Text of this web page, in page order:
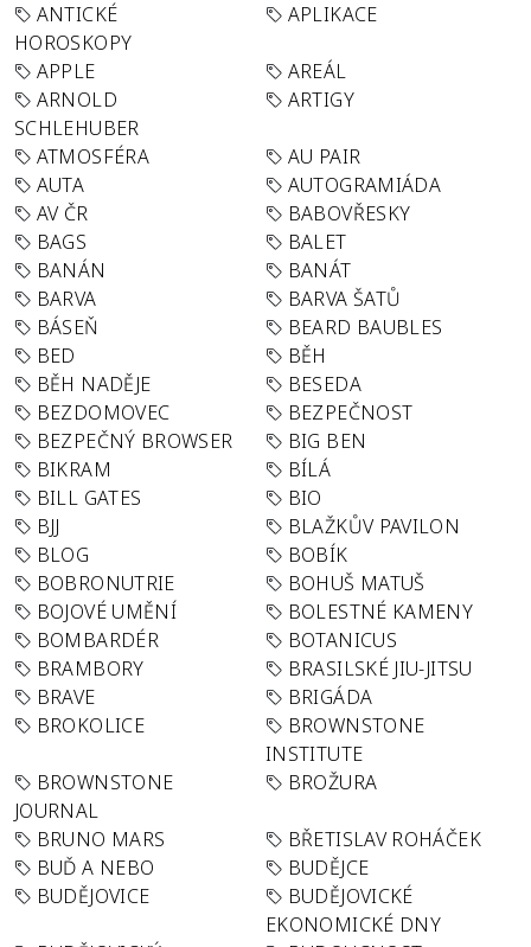
ANTICKÉ
HOROSKOPY
APLIKACE
APPLE
AREÁL
ARNOLD
SCHLEHUBER
ARTIGY
ATMOSFÉRA
AU PAIR
AUTA
AUTOGRAMIÁDA
AV ČR
BABOVŘESKY
BAGS
BALET
BANÁN
BANÁT
BARVA
BARVA ŠATŮ
BÁSEŇ
BEARD BAUBLES
BED
BĚH
BĚH NADĚJE
BESEDA
BEZDOMOVEC
BEZPEČNOST
BEZPEČNÝ BROWSER
BIG BEN
BIKRAM
BÍLÁ
BILL GATES
BIO
BJJ
BLAŽKŮV PAVILON
BLOG
BOBÍK
BOBRONUTRIE
BOHUŠ MATUŠ
BOJOVÉ UMĚNÍ
BOLESTNÉ KAMENY
BOMBARDÉR
BOTANICUS
BRAMBORY
BRASILSKÉ JIU-JITSU
BRAVE
BRIGÁDA
BROKOLICE
BROWNSTONE
INSTITUTE
BROWNSTONE
JOURNAL
BROŽURA
BRUNO MARS
BŘETISLAV ROHÁČEK
BUĎ A NEBO
BUDĚJCE
BUDĚJOVICE
BUDĚJOVICKÉ
EKONOMICKÉ DNY